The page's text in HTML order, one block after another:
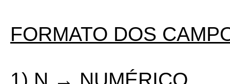
FORMATO DOS